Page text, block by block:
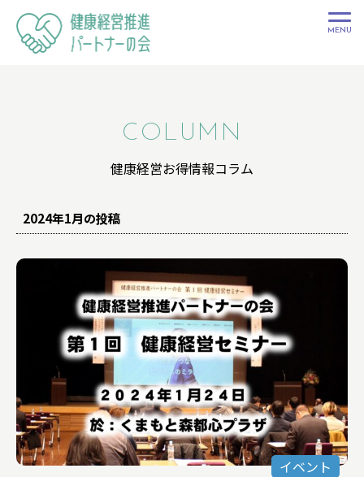
健康経営推進
COLUMN
健康経営お得情報コラム
2024年1月の投稿
イベント